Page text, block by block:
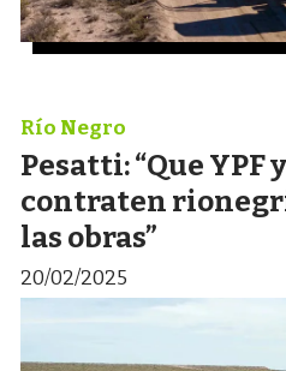
Pesatti: “Que YPF
contraten
las obras”
Río Negro
20/02/2025